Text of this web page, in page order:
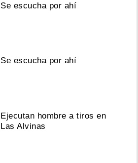
Se escucha por ahí
Se escucha por ahí
Ejecutan hombre a tiros en
Las Alvinas